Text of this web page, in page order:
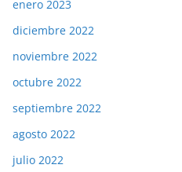
enero 2023
diciembre 2022
noviembre 2022
octubre 2022
septiembre 2022
agosto 2022
julio 2022